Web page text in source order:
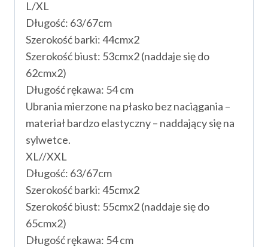
L/XL
Długość: 63/67cm
Szerokość barki: 44cmx2
Szerokość biust: 53cmx2 (naddaje się do
62cmx2)
Długość rękawa: 54 cm
Ubrania mierzone na płasko bez naciągania –
materiał bardzo elastyczny – naddający się na
sylwetce.
XL//XXL
Długość: 63/67cm
Szerokość barki: 45cmx2
Szerokość biust: 55cmx2 (naddaje się do
65cmx2)
Długość rękawa: 54 cm